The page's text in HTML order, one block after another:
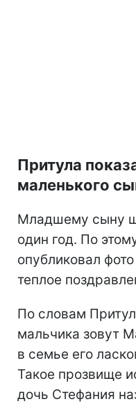
Притула
маленького
Младшему сыну
один год. По
опубликовал
теплое
По словам
мальчика зовут
в семье его
Такое прозвище
дочь Стефания